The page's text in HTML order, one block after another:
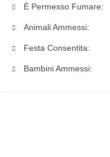
È Permesso Fumare:
Animali Ammessi:
Festa Consentita:
Bambini Ammessi: